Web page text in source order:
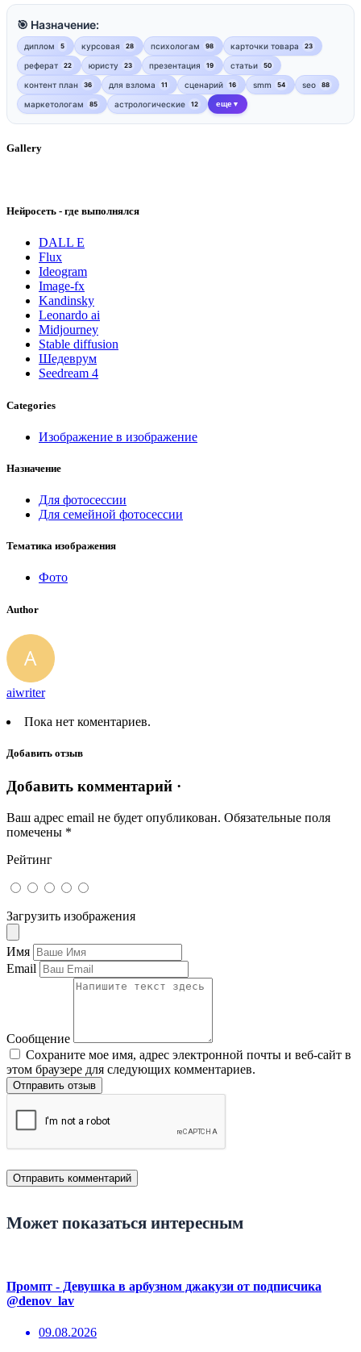
🎯 Назначение:
диплом 5 курсовая 28 психологам 98 карточки товара 23
реферат 22 юристу 23 презентация 19 статьи 50
контент план 36 для взлома 11 сценарий 16 smm 54 seo 88
маркетологам 85 астрологические 12 еще ▼
Gallery
Нейросеть - где выполнялся
DALL E
Flux
Ideogram
Image-fx
Kandinsky
Leonardo ai
Midjourney
Stable diffusion
Шедеврум
Seedream 4
Categories
Изображение в изображение
Назначение
Для фотосессии
Для семейной фотосессии
Тематика изображения
Фото
Author
aiwriter
Пока нет коментариев.
Добавить отзыв
Добавить комментарий ·
Ваш адрес email не будет опубликован. Обязательные поля
помечены *
Рейтинг
Загрузить изображения
Имя
Email
Сообщение
Сохраните мое имя, адрес электронной почты и веб-сайт в
этом браузере для следующих комментариев.
Отправить отзыв
Может показаться интересным
Промпт - Девушка в арбузном джакузи от подписчика
@denov_lav
09.08.2026